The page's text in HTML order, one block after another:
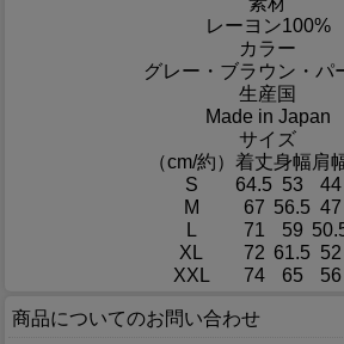
レーヨン100%
カラー
グレー・ブラウン・パ
生産国
Made in Japan
サイズ
（cm/約） 着丈身幅肩
S
64.5 53 44
M
67 56.5 47
L
71 59
XL
72 61.5 52
XXL
74 65 56
商品についてのお問い合わせ